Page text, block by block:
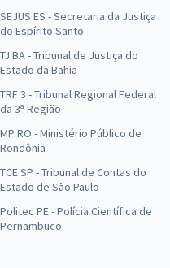
SEJUS ES - Secretaria da Justiça
do Espírito Santo
TJ BA - Tribunal de Justiça do
Estado da Bahia
TRF 3 - Tribunal Regional Federal
da 3ª Região
MP RO - Ministério Público de
Rondônia
TCE SP - Tribunal de Contas do
Estado de São Paulo
Politec PE - Polícia Científica de
Pernambuco